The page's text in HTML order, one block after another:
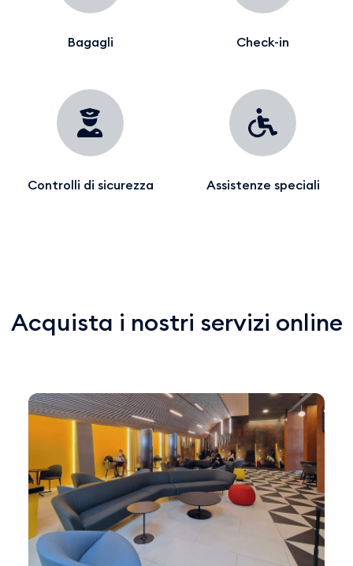
Bagagli Check-in
Controlli di sicurezza Assistenze speciali
Acquista i nostri servizi online